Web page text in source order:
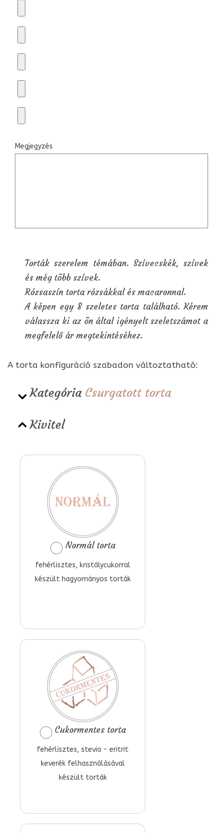
Megjegyzés
Torták szerelem témában. Szívecskék, szívek
és még több szívek.
Rózsaszín torta rózsákkal és macaronnal.
A képen egy 8 szeletes torta található. Kérem
válassza ki az ön által igényelt szeletszámot a
megfelelő ár megtekintéséhez.
A torta konfiguráció szabadon változtatható:
Kategória Csurgatott torta
Kivitel
Normál torta
fehérlisztes, kristálycukorral
készült hagyományos torták
Cukormentes torta
fehérlisztes, stevia - eritrit
keverék felhasználásával
készült torták